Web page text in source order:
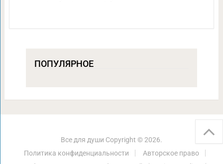
ПОПУЛЯРНОЕ
Все для души Copyright © 2026.
Политика конфиденциальности
Авторское право